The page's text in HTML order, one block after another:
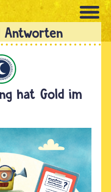
hat Gold im